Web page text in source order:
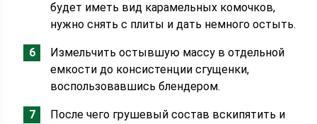
будет иметь вид карамельных комочков,
нужно снять с плиты и дать немного остыть.
Измельчить остывшую массу в отдельной
емкости до консистенции сгущенки,
воспользовавшись блендером.
После чего грушевый состав вскипятить и